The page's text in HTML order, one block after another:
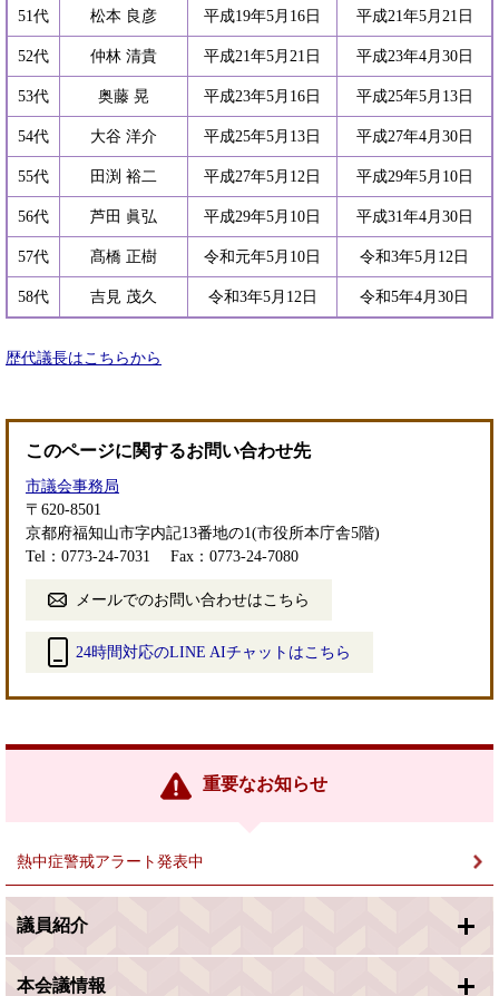
51代 松本 良彦 平成19年5月16日 平成21年5月21日
52代 仲林 清貴 平成21年5月21日 平成23年4月30日
53代 奥藤 晃 平成23年5月16日 平成25年5月13日
54代 大谷 洋介 平成25年5月13日 平成27年4月30日
55代 田渕 裕二 平成27年5月12日 平成29年5月10日
56代 芦田 眞弘 平成29年5月10日 平成31年4月30日
57代 髙橋 正樹 令和元年5月10日 令和3年5月12日
58代 吉見 茂久 令和3年5月12日 令和5年4月30日
歴代議長はこちらから
このページに関するお問い合わせ先
市議会事務局
〒620-8501
京都府福知山市字内記13番地の1(市役所本庁舎5階)
Tel：0773-24-7031
Fax：0773-24-7080
メールでのお問い合わせはこちら
24時間対応のLINE AIチャットはこちら
リ
重要なお知らせ
熱中症警戒アラート発表中
議員紹介
本会議情報